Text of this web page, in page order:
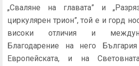
„Сваляне на главата” и
циркулярен трион”, той е и горд
високи отличия и
Благодарение на него
Европейската, и на